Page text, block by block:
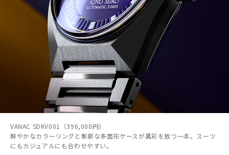
VANAC SDKV001（396,000円）
鮮やかなカラーリングと斬新な多面形ケースが異彩を放つ一本。スーツ
にもカジュアルにも合わせやすい。